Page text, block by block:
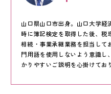
KEYCREA KHM TAX &
CASE
提案事例
トピックス
山口県山口市出身。山口大学経
時に簿記検定を取得した後、税
相続・事業承継業務を担当して
門用語を使用しないよう意識し
かりやすいご説明を心掛けてお